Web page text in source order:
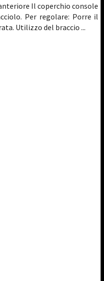
Il coperchio console
Per regolare: Porre il
Utilizzo del braccio ...